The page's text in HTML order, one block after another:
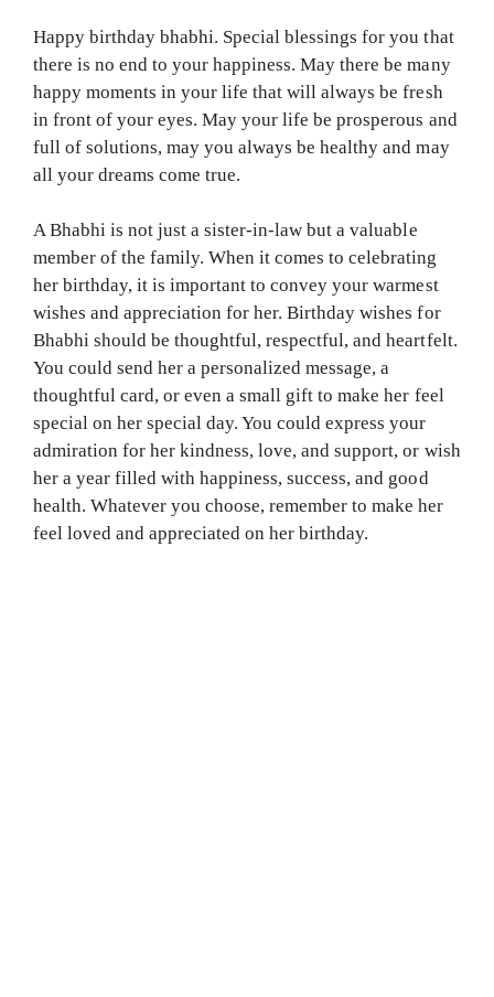
Happy birthday bhabhi. Special blessings for you that
there is no end to your happiness. May there be many
happy moments in your life that will always be fresh
in front of your eyes. May your life be prosperous and
full of solutions, may you always be healthy and may
all your dreams come true.
A Bhabhi is not just a sister-in-law but a valuable
member of the family. When it comes to celebrating
her birthday, it is important to convey your warmest
wishes and appreciation for her. Birthday wishes for
Bhabhi should be thoughtful, respectful, and heartfelt.
You could send her a personalized message, a
thoughtful card, or even a small gift to make her feel
special on her special day. You could express your
admiration for her kindness, love, and support, or wish
her a year filled with happiness, success, and good
health. Whatever you choose, remember to make her
feel loved and appreciated on her birthday.